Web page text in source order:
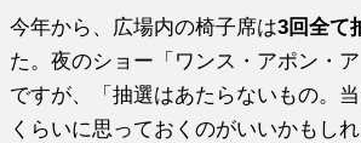
今年から、広場内の椅子席は3回全て
た。夜のショー「ワンス・アポン・
ですが、「抽選はあたらないもの。当
くらいに思っておくのがいいかもしれ